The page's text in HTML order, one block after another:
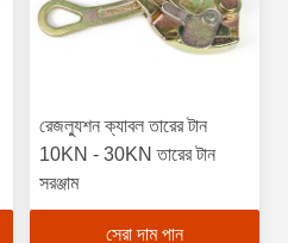
রেজল্যুশন ক্যাবল তারের টান
10KN - 30KN তারের টান
সরঞ্জাম
সেরা দাম পান